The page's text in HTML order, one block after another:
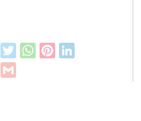
FacebookTwitterWhatsAppPinterest
Tumblr